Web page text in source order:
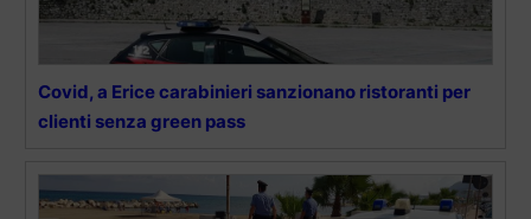
Covid, a Erice carabinieri sanzionano ristoranti per
clienti senza green pass